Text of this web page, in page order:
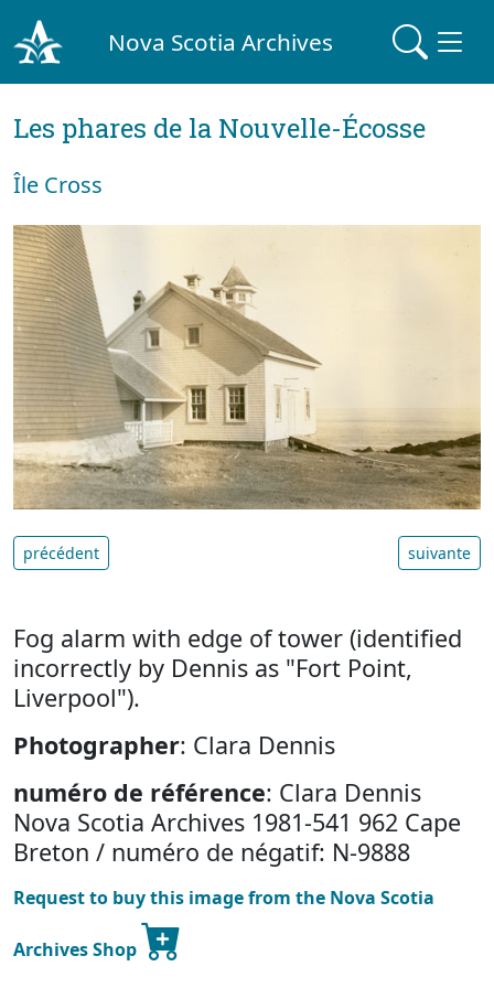
Nova Scotia Archives
Les phares de la Nouvelle-Écosse
Île Cross
précédent suivante
Fog alarm with edge of tower (identified
incorrectly by Dennis as "Fort Point,
Liverpool").
Photographer: Clara Dennis
numéro de référence: Clara Dennis
Nova Scotia Archives 1981-541 962 Cape
Breton / numéro de négatif: N-9888
Request to buy this image from the Nova Scotia
Archives Shop